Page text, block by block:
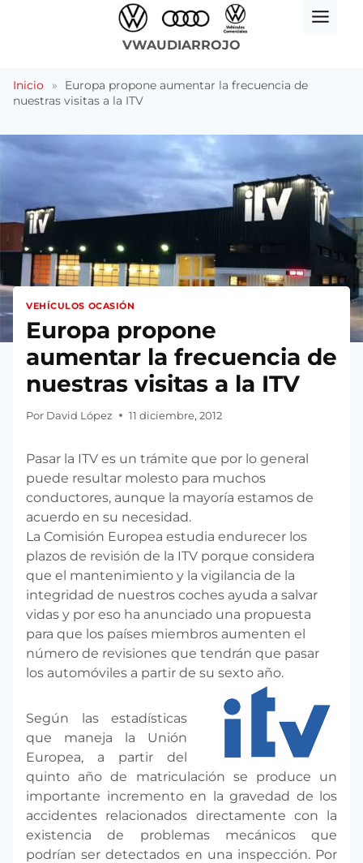
VWAUDIARROJO
Inicio »
Europa propone aumentar la frecuencia de
nuestras visitas a la ITV
VEHÍCULOS OCASIÓN
Europa propone
aumentar la frecuencia de
nuestras visitas a la ITV
Por David López 11 diciembre, 2012
Pasar la ITV es un trámite que por lo general
puede resultar molesto para muchos
conductores, aunque la mayoría estamos de
acuerdo en su necesidad.
La Comisión Europea estudia endurecer los
plazos de revisión de la ITV porque considera
que el mantenimiento y la vigilancia de la
integridad de nuestros coches ayuda a salvar
vidas y por eso ha anunciado una propuesta
para que los países miembros aumenten el
número de revisiones que tendrán que pasar
los automóviles a partir de su sexto año.
Según las estadísticas
que maneja la Unión
Europea, a partir del
quinto año de matriculación se produce un
importante incremento en la gravedad de los
accidentes relacionados directamente con la
existencia de problemas mecánicos que
podrían ser detectados en una inspección. Por